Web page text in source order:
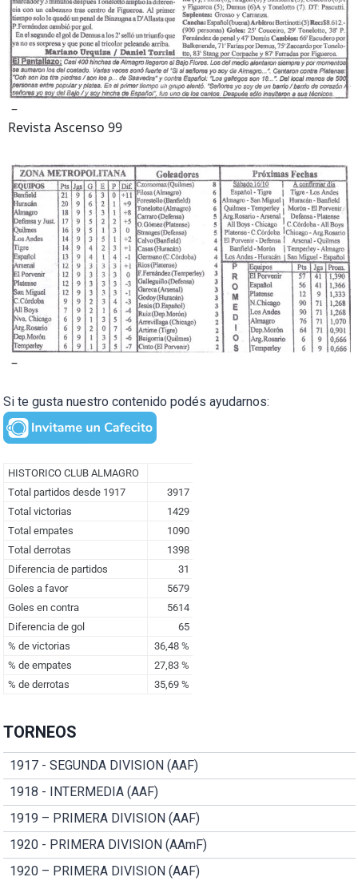
–
Revista Ascenso 99
–
Si te gusta nuestro contenido podés ayudarnos:
TORNEOS
1917 - SEGUNDA DIVISION (AAF)
1918 - INTERMEDIA (AAF)
1919 – PRIMERA DIVISION (AAF)
1920 - PRIMERA DIVISION (AAmF)
1920 – PRIMERA DIVISION (AAF)